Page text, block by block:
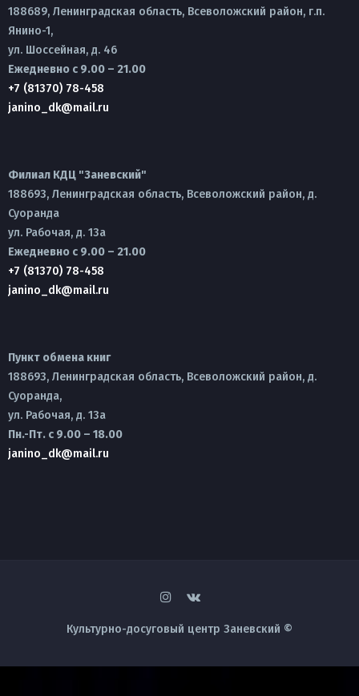
188689, Ленинградская область, Всеволожский район, г.п.
Янино-1,
ул. Шоссейная, д. 46
Ежедневно с 9.00 – 21.00
+7 (81370) 78-458
janino_dk@mail.ru
Филиал КДЦ "Заневский"
188693, Ленинградская область, Всеволожский район, д.
Суоранда
ул. Рабочая, д. 13а
Ежедневно с 9.00 – 21.00
+7 (81370) 78-458
janino_dk@mail.ru
Пункт обмена книг
188693, Ленинградская область, Всеволожский район, д.
Суоранда,
ул. Рабочая, д. 13а
Пн.-Пт. с 9.00 – 18.00
janino_dk@mail.ru
Культурно-досуговый центр Заневский ©